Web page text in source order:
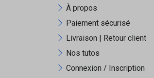
À propos
Paiement sécurisé
Livraison | Retour client
Nos tutos
Connexion / Inscription